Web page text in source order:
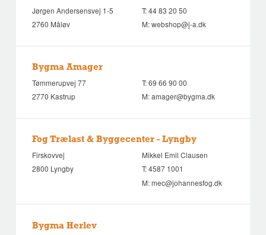
Jørgen Andersensvej 1-5
2760 Måløv
T:44 83 20 50
M:webshop@j-a.dk
Bygma Amager
Tømmerupvej 77
2770 Kastrup
T:69 66 90 00
M:amager@bygma.dk
Fog Trælast & Byggecenter - Lyngby
Firskovvej
2800 Lyngby
Mikkel Emil Clausen
T:4587 1001
M:mec@johannesfog.dk
Bygma Herlev